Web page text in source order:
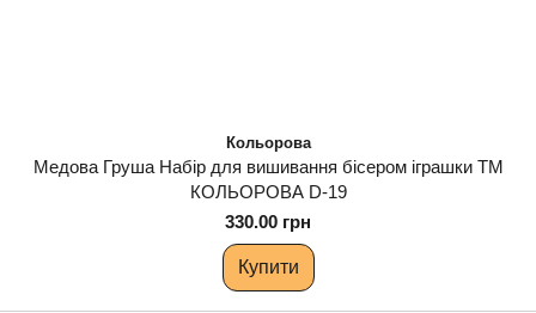
Кольорова
Медова Груша Набір для вишивання бісером іграшки ТМ
КОЛЬОРОВА D-19
330.00 грн
Купити